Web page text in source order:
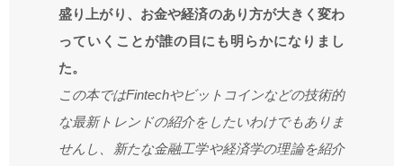
盛り上がり、お金や経済のあり方が大きく変わ
っていくことが誰の目にも明らかになりまし
た。
この本ではFintechやビットコインなどの技術的
な最新トレンドの紹介をしたいわけでもありま
せんし、新たな金融工学や経済学の理論を紹介